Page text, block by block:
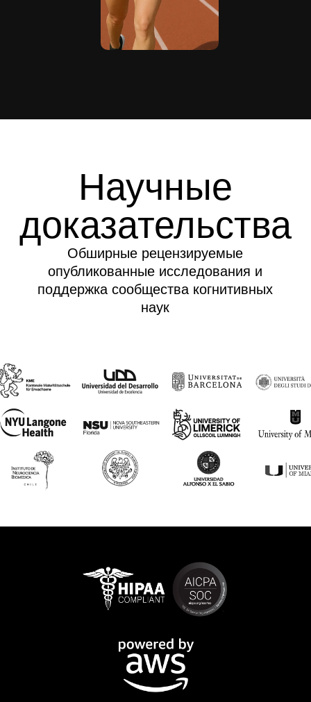
Научные
доказательства
Обширные рецензируемые
опубликованные исследования и
поддержка сообщества когнитивных
наук